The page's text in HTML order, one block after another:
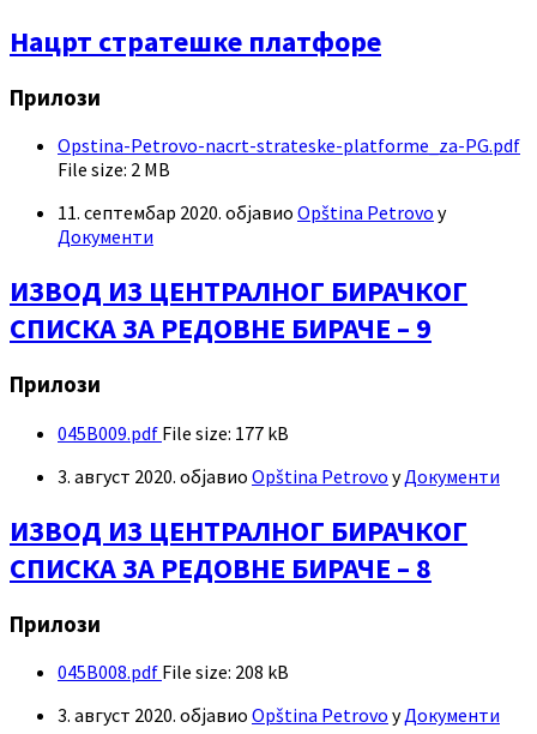
Нацрт стратешке платфоре
Прилози
Opstina-Petrovo-nacrt-strateske-platforme_za-PG.pdf
File size: 2 MB
11. септембар 2020. објавио Opština Petrovo у
Документи
ИЗВОД ИЗ ЦЕНТРАЛНОГ БИРАЧКОГ
СПИСКА ЗА РЕДОВНЕ БИРАЧЕ – 9
Прилози
045B009.pdf File size: 177 kB
3. август 2020. објавио Opština Petrovo уДокументи
ИЗВОД ИЗ ЦЕНТРАЛНОГ БИРАЧКОГ
СПИСКА ЗА РЕДОВНЕ БИРАЧЕ – 8
Прилози
045B008.pdf File size: 208 kB
3. август 2020. објавио Opština Petrovo уДокументи